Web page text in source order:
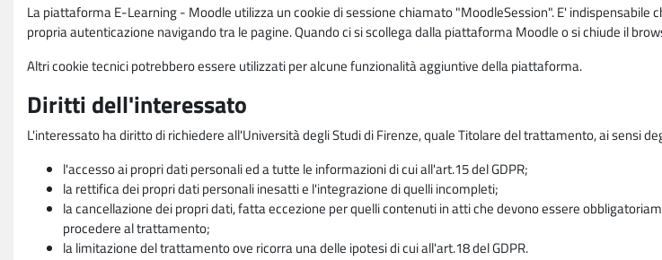
La piattaforma E-Learning - Moodle utilizza un cookie di sessione chiamato "MoodleSession". E'
propria autenticazione navigando tra le pagine. Quando ci si scollega dalla piattaforma Moodle o si chiude il
Altri cookie tecnici potrebbero essere utilizzati per alcune funzionalità aggiuntive della piattaforma.
Diritti dell'interessato
L'interessato ha diritto di richiedere all'Università degli Studi di Firenze, quale Titolare del trattamento, ai sensi
l'accesso ai propri dati personali ed a tutte le informazioni di cui all'art.15 del GDPR;
la rettifica dei propri dati personali inesatti e l'integrazione di quelli incompleti;
la cancellazione dei propri dati, fatta eccezione per quelli contenuti in atti che devono essere
procedere al trattamento;
la limitazione del trattamento ove ricorra una delle ipotesi di cui all'art.18 del GDPR.